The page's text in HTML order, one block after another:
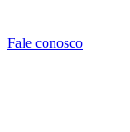
Fale conosco